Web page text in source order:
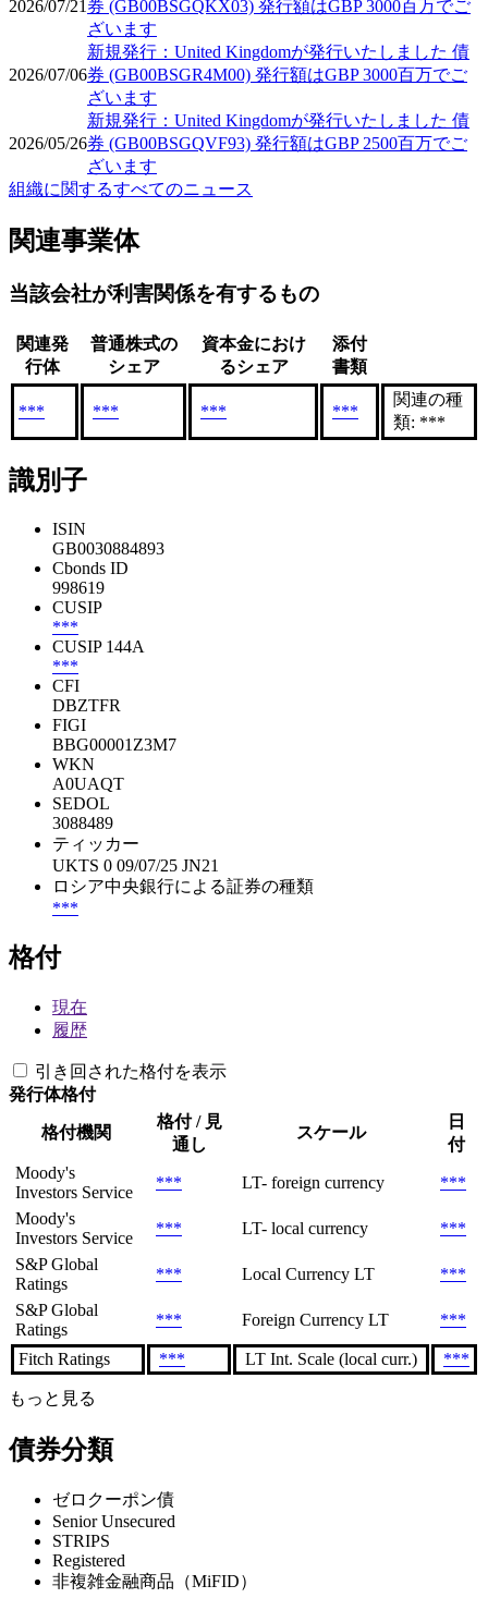
2026/07/21 券 (GB00BSGQKX03) 発行額はGBP 3000百万でご
ざいます
2026/07/06
新規発行：United Kingdomが発行いたしました 債
券 (GB00BSGR4M00) 発行額はGBP 3000百万でご
ざいます
2026/05/26
新規発行：United Kingdomが発行いたしました 債
券 (GB00BSGQVF93) 発行額はGBP 2500百万でご
ざいます
組織に関するすべてのニュース
関連事業体
当該会社が利害関係を有するもの
関連発
行体
普通株式の
シェア
資本金におけ
るシェア
添付
書類
*** *** *** ***
関連の種
類: ***
識別子
ISIN
GB0030884893
Cbonds ID
998619
CUSIP
***
CUSIP 144A
***
CFI
DBZTFR
FIGI
BBG00001Z3M7
WKN
A0UAQT
SEDOL
3088489
ティッカー
UKTS 0 09/07/25 JN21
ロシア中央銀行による証券の種類
***
格付
現在
履歴
引き回された格付を表示
発行体格付
格付機関
格付 / 見
通し
スケール
日
付
Moody's
Investors Service
*** LT- foreign currency
***
Moody's
Investors Service
*** LT- local currency
***
S&P Global
Ratings
*** Local Currency LT
***
S&P Global
Ratings
*** Foreign Currency LT ***
Fitch Ratings *** LT Int. Scale (local curr.) ***
もっと見る
債券分類
ゼロクーポン債
Senior Unsecured
STRIPS
Registered
非複雑金融商品（MiFID）